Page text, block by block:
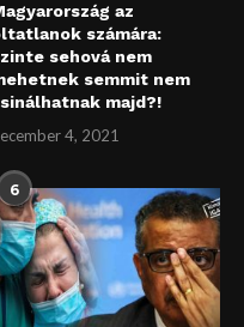
az
számára:
sehová nem
semmit nem
majd?!
4, 2021
6